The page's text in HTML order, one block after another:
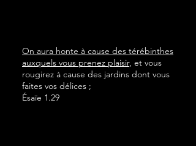
On aura honte à cause des térébinthes
auxquels vous prenez plaisir, et vous
rougirez à cause des jardins dont vous
faites vos délices ;
Ésaïe 1.29